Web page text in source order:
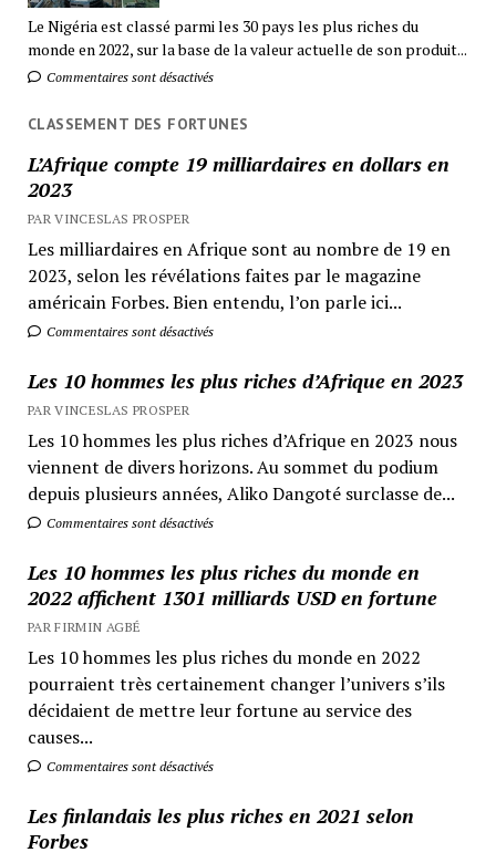
Le Nigéria est classé parmi les 30 pays les plus riches du
monde en 2022, sur la base de la valeur actuelle de son produit...
Commentaires sont désactivés
CLASSEMENT DES FORTUNES
L’Afrique compte 19 milliardaires en dollars en
2023
PAR VINCESLAS PROSPER
Les milliardaires en Afrique sont au nombre de 19 en
2023, selon les révélations faites par le magazine
américain Forbes. Bien entendu, l’on parle ici...
Commentaires sont désactivés
Les 10 hommes les plus riches d’Afrique en 2023
PAR VINCESLAS PROSPER
Les 10 hommes les plus riches d’Afrique en 2023 nous
viennent de divers horizons. Au sommet du podium
depuis plusieurs années, Aliko Dangoté surclasse de...
Commentaires sont désactivés
Les 10 hommes les plus riches du monde en
2022 affichent 1301 milliards USD en fortune
PAR FIRMIN AGBÉ
Les 10 hommes les plus riches du monde en 2022
pourraient très certainement changer l’univers s’ils
décidaient de mettre leur fortune au service des
causes...
Commentaires sont désactivés
Les finlandais les plus riches en 2021 selon
Forbes